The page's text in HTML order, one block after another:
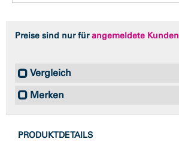
Preise sind nur fürangemeldete Kunden
Vergleich
Merken
PRODUKTDETAILS